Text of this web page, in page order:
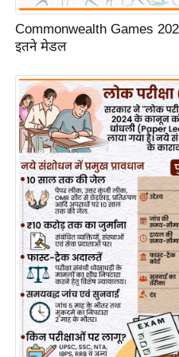
g
N
e
s
ला
इ
फ
स्टा
इ
ल
टे
क्नॉ
लॉ
जी
ब्यू
टी
Commonwealth Games
इतने मेडल